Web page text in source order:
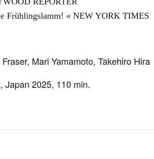
Frühlingslamm! « NEW YORK TIMES
Mari Yamamoto, Takehiro Hira
Japan 2025, 110 min.